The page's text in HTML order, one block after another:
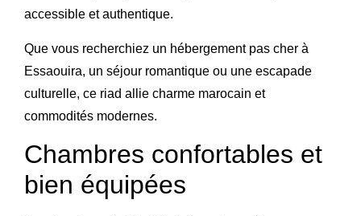
accessible et authentique.
Que vous recherchiez un hébergement pas cher à
Essaouira, un séjour romantique ou une escapade
culturelle, ce riad allie charme marocain et
commodités modernes.
Chambres confortables et
bien équipées